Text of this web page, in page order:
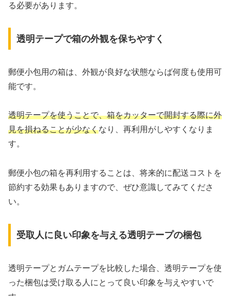
る必要があります。
透明テープで箱の外観を保ちやすく
郵便小包用の箱は、外観が良好な状態ならば何度も使用可
能です。
透明テープを使うことで、箱をカッターで開封する際に外
見を損ねることが少なくなり、再利用がしやすくなりま
す。
郵便小包の箱を再利用することは、将来的に配送コストを
節約する効果もありますので、ぜひ意識してみてくださ
い。
受取人に良い印象を与える透明テープの梱包
透明テープとガムテープを比較した場合、透明テープを使
った梱包は受け取る人にとって良い印象を与えやすいで